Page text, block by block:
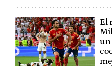
El
un